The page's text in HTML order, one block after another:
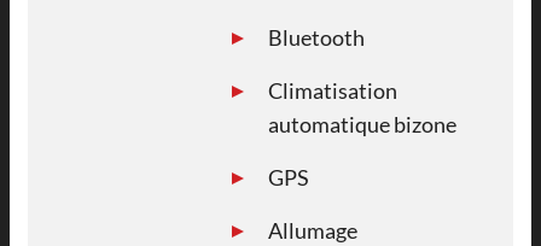
Bluetooth
Climatisation
automatique bizone
GPS
Allumage